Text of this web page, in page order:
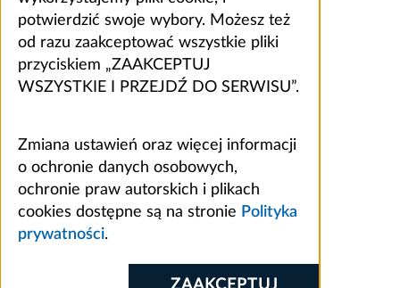
potwierdzić swoje wybory. Możesz też
od razu zaakceptować wszystkie pliki
przyciskiem „ZAAKCEPTUJ
WSZYSTKIE I PRZEJDŹ DO SERWISU”.
Zmiana ustawień oraz więcej informacji
o ochronie danych osobowych,
ochronie praw autorskich i plikach
cookies dostępne są na stronie Polityka
prywatności.